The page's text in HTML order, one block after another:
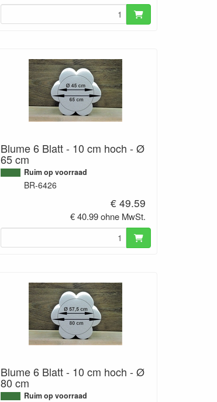
Blume 6 Blatt - 10 cm hoch - Ø
65 cm
Ruim op voorraad
BR-6426
€ 49.59
€ 40.99 ohne MwSt.
Blume 6 Blatt - 10 cm hoch - Ø
80 cm
Ruim op voorraad